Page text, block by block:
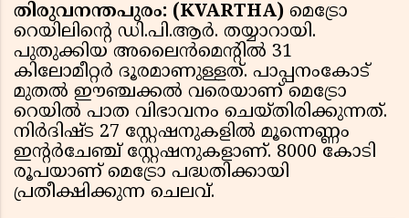
തിരുവനന്തപുരം: (KVARTHA) മെട്രോ
റെയിലിൻ്റെ ഡി.പി.ആർ. തയ്യാറായി.
പുതുക്കിയ അലൈൻമെൻ്റിൽ 31
കിലോമീറ്റർ ദൂരമാണുള്ളത്. പാപ്പനംകോട്
മുതൽ ഈഞ്ചക്കൽ വരെയാണ് മെട്രോ
റെയിൽ പാത വിഭാവനം ചെയ്തിരിക്കുന്നത്.
നിർദിഷ്ട 27 സ്റ്റേഷനുകളിൽ മൂന്നെണ്ണം
ഇൻ്റർചേഞ്ച് സ്റ്റേഷനുകളാണ്. 8000 കോടി
രൂപയാണ് മെട്രോ പദ്ധതിക്കായി
പ്രതീക്ഷിക്കുന്ന ചെലവ്.